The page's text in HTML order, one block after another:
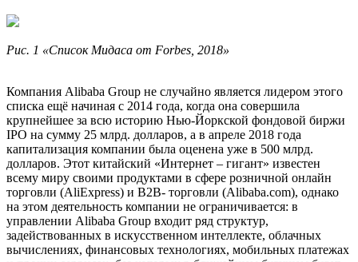
Рис. 1 «Список Мидаса от Forbes, 2018»
Компания Alibaba Group не случайно является лидером этого
списка ещё начиная с 2014 года, когда она совершила
крупнейшее за всю историю Нью-Йоркской фондовой биржи
IPO на сумму 25 млрд. долларов, а в апреле 2018 года
капитализация компании была оценена уже в 500 млрд.
долларов. Этот китайский «Интернет – гигант» известен
всему миру своими продуктами в сфере розничной онлайн
торговли (AliExpress) и B2B- торговли (Alibaba.com), однако
на этом деятельность компании не ограничивается: в
управлении Alibaba Group входит ряд структур,
задействованных в искусственном интеллекте, облачных
вычислениях, финансовых технологиях, мобильных платежах